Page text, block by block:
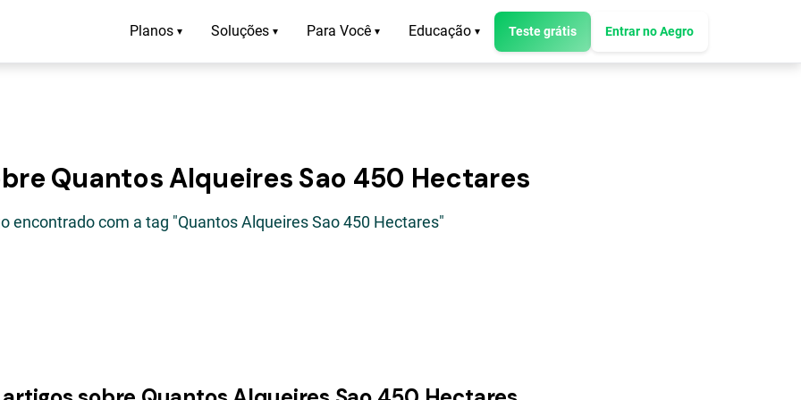
Planos ▾ Soluções ▾ Para Você ▾ Educação ▾ Teste grátis Entrar no Aegro
Quantos Alqueires Sao 450 Hectares
encontrado com a tag "Quantos Alqueires Sao 450 Hectares"